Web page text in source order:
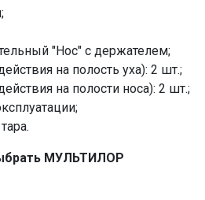
"Нос" с держателем;
на полость уха): 2 шт.;
на полости носа): 2 шт.;
МУЛЬТИЛОР